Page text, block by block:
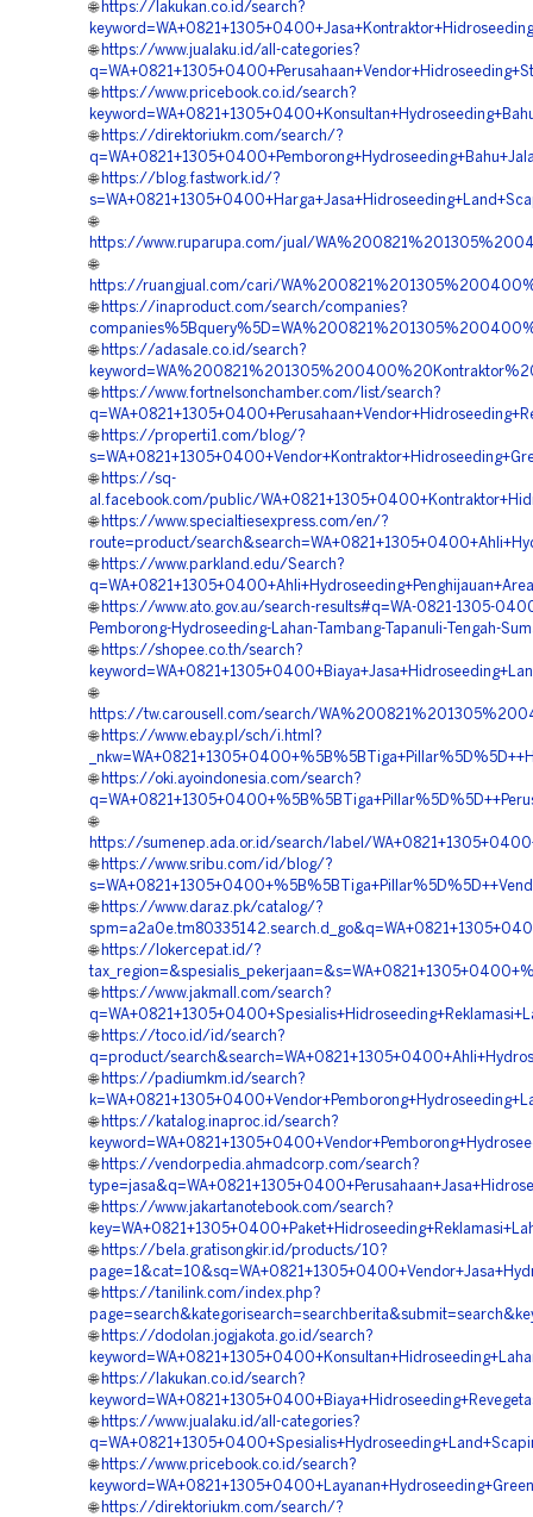
🌐 https://lakukan.co.id/search?
🌐 https://www.jualaku.id/all-categories?
🌐 https://www.pricebook.co.id/search?
🌐 https://direktoriukm.com/search/?
🌐 https://blog.fastwork.id/?
🌐
https://www.ruparupa.com/jual/
🌐
https://ruangjual.com/cari/
🌐 https://inaproduct.com/search/companies?
🌐 https://adasale.co.id/search?
🌐 https://www.fortnelsonchamber.com/list/search?
🌐 https://properti1.com/blog/?
🌐 https://sq-
al.facebook.com/public/
🌐 https://www.specialtiesexpress.com/en/?
route=product/
🌐 https://www.parkland.edu/Search?
🌐 https://www.ato.gov.au/search-results#q=WA-0821-1305-
Pemborong-Hydroseeding-Lahan-Tambang-Tapanuli-Tengah-
🌐 https://shopee.co.th/search?
🌐
https://tw.carousell.com/search/
🌐 https://www.ebay.pl/sch/i.html?
🌐 https://oki.ayoindonesia.com/search?
🌐
https://sumenep.ada.or.id/search/label/
🌐 https://www.sribu.com/id/blog/?
🌐 https://www.daraz.pk/catalog/?
🌐 https://lokercepat.id/?
🌐 https://www.jakmall.com/search?
🌐 https://toco.id/id/search?
q=product/
🌐 https://padiumkm.id/search?
🌐 https://katalog.inaproc.id/search?
🌐 https://vendorpedia.ahmadcorp.com/search?
🌐 https://www.jakartanotebook.com/search?
🌐 https://bela.gratisongkir.id/products/10?
🌐 https://tanilink.com/index.php?
🌐 https://dodolan.jogjakota.go.id/search?
🌐 https://lakukan.co.id/search?
🌐 https://www.jualaku.id/all-categories?
🌐 https://www.pricebook.co.id/search?
🌐 https://direktoriukm.com/search/?